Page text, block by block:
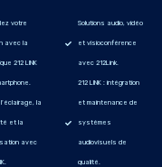
votre
avec la
212 LINK
la
et la
avec
Solutions audio, vidéo
et visioconférence
avec 212Link.
212 LINK : intégration
et maintenance de
systèmes
audiovisuels de
qualité.